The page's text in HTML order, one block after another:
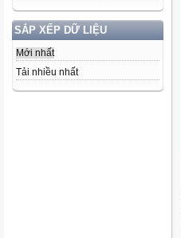
SẮP XẾP DỮ LIỆU
Mới nhất
Tải nhiều nhất